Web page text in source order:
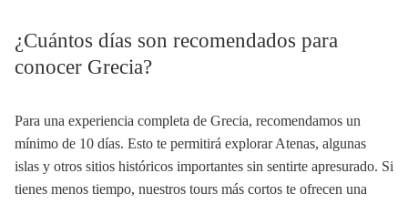
¿Cuántos días son recomendados para
conocer Grecia?
Para una experiencia completa de Grecia, recomendamos un
mínimo de 10 días. Esto te permitirá explorar Atenas, algunas
islas y otros sitios históricos importantes sin sentirte apresurado. Si
tienes menos tiempo, nuestros tours más cortos te ofrecen una